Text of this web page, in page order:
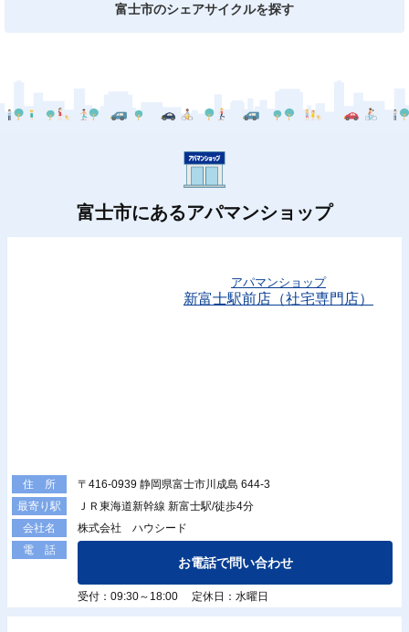
富士市のシェアサイクルを探す
富士市にあるアパマンショップ
アパマンショップ
新富士駅前店（社宅専門店）
住 所
〒416-0939 静岡県富士市川成島 644-3
最寄り駅
ＪＲ東海道新幹線 新富士駅/徒歩4分
会社名
株式会社 ハウシード
電 話
お電話で問い合わせ
受付：09:30～18:00 定休日：水曜日